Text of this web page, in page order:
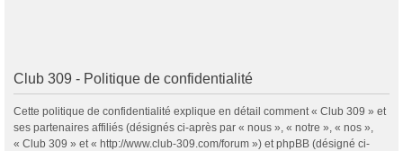
Club 309 - Politique de confidentialité
Cette politique de confidentialité explique en détail comment « Club 309 » et
ses partenaires affiliés (désignés ci-après par « nous », « notre », « nos »,
« Club 309 » et « http://www.club-309.com/forum ») et phpBB (désigné ci-